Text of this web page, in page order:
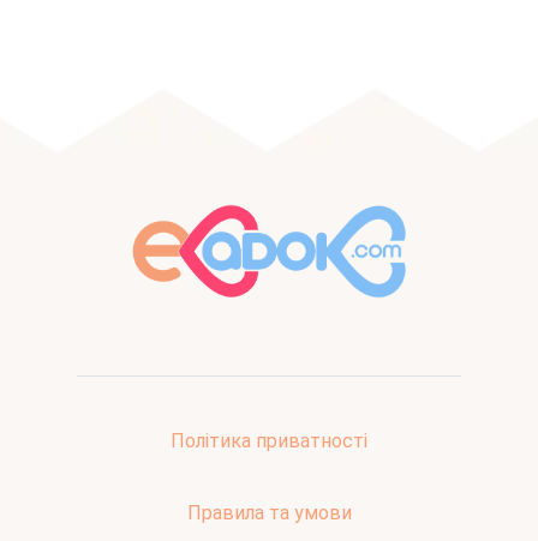
Політика приватності
Правила та умови